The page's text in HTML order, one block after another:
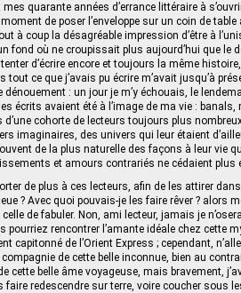
quarante années d’errance littéraire à
de poser l’enveloppe sur un coin de table
à coup la désagréable impression d’être à
fond où ne croupissait plus aujourd’hui que le
d’écrire encore et toujours la même
tout ce que j’avais pu écrire m’avait jusqu’à
dénouement : un jour je m’y échouais, le
écrits avaient été à l’image de ma vie :
cohorte de lecteurs toujours plus
imaginaires, des univers qui leur étaient
de la plus naturelle des façons à leur vie
et amours contrariés ne cédaient plus
de plus à ces lecteurs, afin de les attirer
? Avec quoi pouvais‑je les faire rêver ? alors
de fabuler. Non, ami lecteur, jamais je
pourriez rencontrer l’amante idéale chez cette
capitonné de l’Orient Express ; cependant,
de cette belle inconnue, bien au
cette belle âme voyageuse, mais bravement,
redescendre sur terre, voire coucher sous